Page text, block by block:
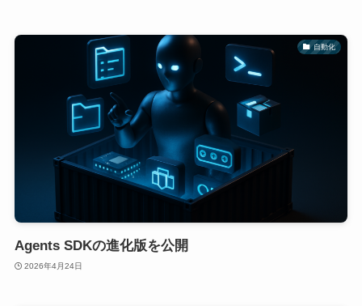
自動化
Agents SDKの進化版を公開
2026年4月24日